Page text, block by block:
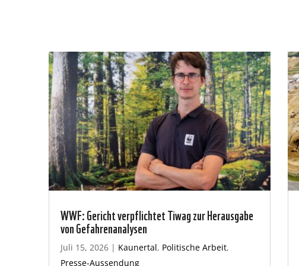
WWF: Gericht verpflichtet Tiwag zur Herausgabe
von Gefahrenanalysen
Juli 15, 2026 | Kaunertal, Politische Arbeit,
Presse-Aussendung